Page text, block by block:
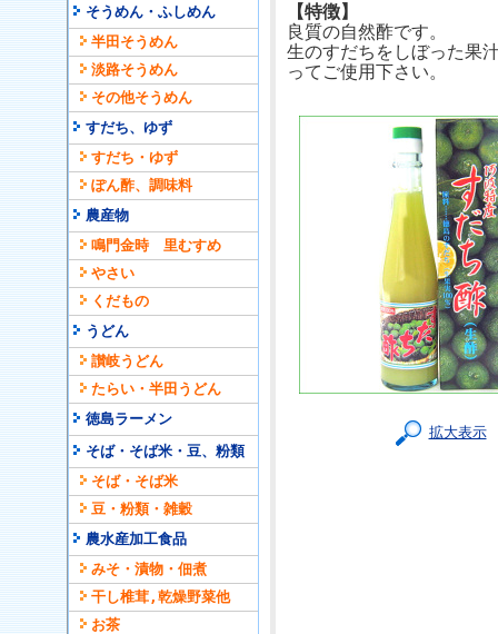
そうめん・ふしめん
半田そうめん
淡路そうめん
その他そうめん
すだち、ゆず
すだち・ゆず
ぽん酢、調味料
農産物
鳴門金時 里むすめ
やさい
くだもの
うどん
讃岐うどん
たらい・半田うどん
徳島ラーメン
そば・そば米・豆、粉類
そば・そば米
豆・粉類・雑穀
農水産加工食品
みそ・漬物・佃煮
干し椎茸,乾燥野菜他
お茶
【特徴】
良質の自然酢です。
生のすだちをしぼった果
ってご使用下さい。
拡大表示